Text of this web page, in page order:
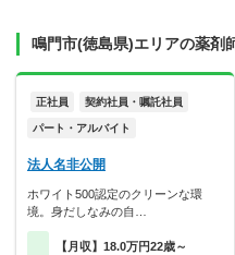
鳴門市(徳島県)エリアの薬剤
正社員 契約社員・嘱託社員
パート・アルバイト
法人名非公開
ホワイト500認定のクリーンな環
境。身だしなみの自…
【月収】18.0万円22歳～